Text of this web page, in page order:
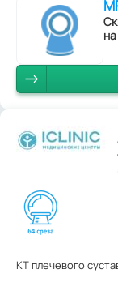
КТ плечевого